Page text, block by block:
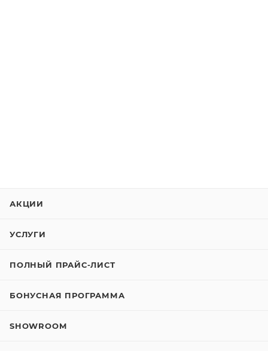
АКЦИИ
УСЛУГИ
ПОЛНЫЙ ПРАЙС-ЛИСТ
БОНУСНАЯ ПРОГРАММА
SHOWROOM